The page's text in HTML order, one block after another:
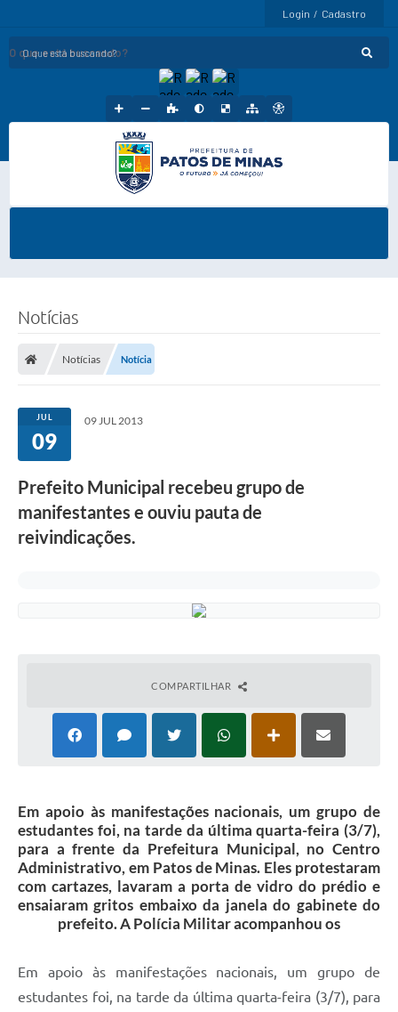
Login / Cadastro
O que está buscando?
Notícias
Notícias Notícia
JUL
09
09 JUL 2013
Prefeito Municipal recebeu grupo de
manifestantes e ouviu pauta de
reivindicações.
COMPARTILHAR
Em apoio às manifestações nacionais, um grupo de
estudantes foi, na tarde da última quarta-feira (3/7),
para a frente da Prefeitura Municipal, no Centro
Administrativo, em Patos de Minas. Eles protestaram
com cartazes, lavaram a porta de vidro do prédio e
ensaiaram gritos embaixo da janela do gabinete do
prefeito. A Polícia Militar acompanhou os
Em apoio às manifestações nacionais, um grupo de
estudantes foi, na tarde da última quarta-feira (3/7), para